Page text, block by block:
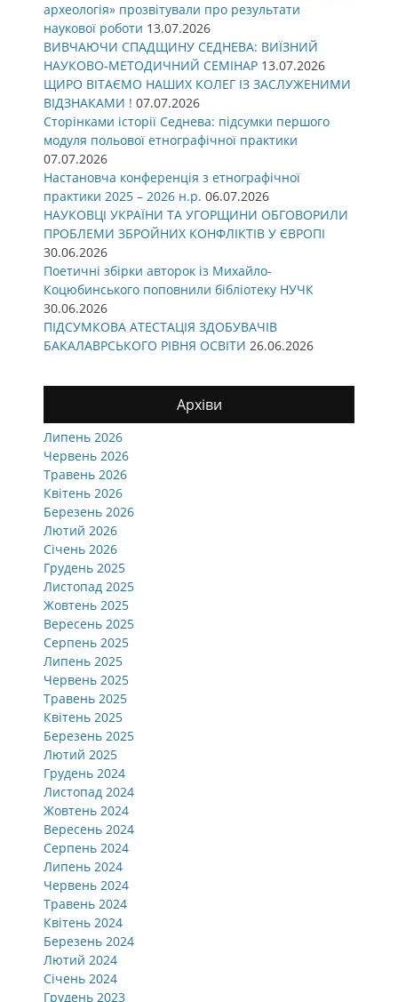
археологія» прозвітували про результати
наукової роботи 13.07.2026
ВИВЧАЮЧИ СПАДЩИНУ СЕДНЕВА: ВИЇЗНИЙ
НАУКОВО-МЕТОДИЧНИЙ СЕМІНАР 13.07.2026
ЩИРО ВІТАЄМО НАШИХ КОЛЕГ ІЗ ЗАСЛУЖЕНИМИ
ВІДЗНАКАМИ ! 07.07.2026
Сторінками історії Седнева: підсумки першого
модуля польової етнографічної практики
07.07.2026
Настановча конференція з етнографічної
практики 2025 – 2026 н.р. 06.07.2026
НАУКОВЦІ УКРАЇНИ ТА УГОРЩИНИ ОБГОВОРИЛИ
ПРОБЛЕМИ ЗБРОЙНИХ КОНФЛІКТІВ У ЄВРОПІ
30.06.2026
Поетичні збірки авторок із Михайло-
Коцюбинського поповнили бібліотеку НУЧК
30.06.2026
ПІДСУМКОВА АТЕСТАЦІЯ ЗДОБУВАЧІВ
БАКАЛАВРСЬКОГО РІВНЯ ОСВІТИ 26.06.2026
Архіви
Липень 2026
Червень 2026
Травень 2026
Квітень 2026
Березень 2026
Лютий 2026
Січень 2026
Грудень 2025
Листопад 2025
Жовтень 2025
Вересень 2025
Серпень 2025
Липень 2025
Червень 2025
Травень 2025
Квітень 2025
Березень 2025
Лютий 2025
Грудень 2024
Листопад 2024
Жовтень 2024
Вересень 2024
Серпень 2024
Липень 2024
Червень 2024
Травень 2024
Квітень 2024
Березень 2024
Лютий 2024
Січень 2024
Грудень 2023